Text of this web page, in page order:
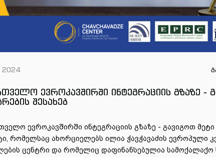
2024
ევროკავშირში ინტეგრაციის გზაზე -
შესახებ
ევროკავშირში ინტეგრაციის გზაზე - გავიგოთ მეტი
რომელსაც ახორციელებს ილია ჭავჭავაძის ევროპული
ცენტრი და რომელიც დაფინანსებულია სამოქალაქო